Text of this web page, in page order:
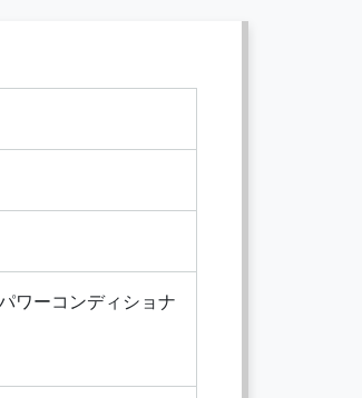
ワーコンディショナ